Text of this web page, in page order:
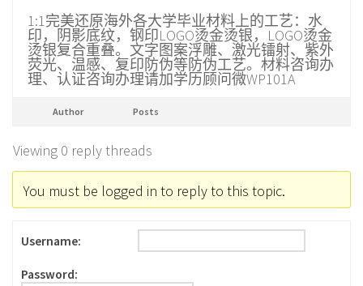
1:1完美还原海外各大学毕业材料上的工艺：水
印，阴影底纹，钢印LOGO烫金烫银，LOGO烫金
烫银复合重叠。文字图案浮雕、激光镭射、紫外
荧光、温感、复印防伪等防伪工艺。材料咨询办
理、认证咨询办理请加学历顾问微WP101A
Author Posts
Viewing 0 reply threads
You must be logged in to reply to this topic.
Username:
Password: